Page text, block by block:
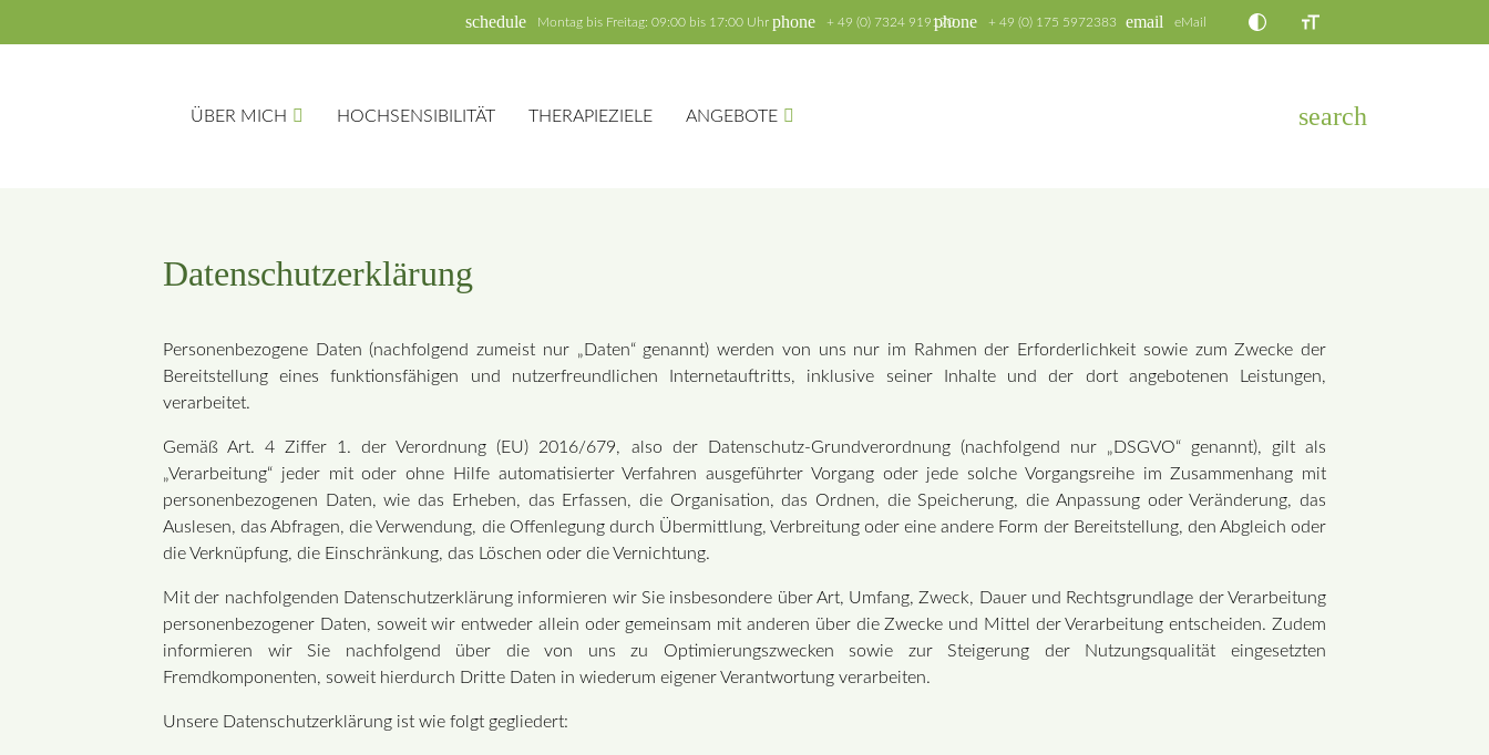
email eMail
phone + 49 (0) 7324 919170phone + 49 (0) 175 5972383
schedule Montag bis Freitag: 09:00 bis 17:00 Uhr
ÜBER MICH HOCHSENSIBILITÄT THERAPIEZIELE ANGEBOTE search
Datenschutzerklärung
Personenbezogene Daten (nachfolgend zumeist nur „Daten“ genannt) werden von uns nur im Rahmen der Erforderlichkeit sowie zum Zwecke der
Bereitstellung eines funktionsfähigen und nutzerfreundlichen Internetauftritts, inklusive seiner Inhalte und der dort angebotenen Leistungen,
verarbeitet.
Gemäß Art. 4 Ziffer 1. der Verordnung (EU) 2016/679, also der Datenschutz-Grundverordnung (nachfolgend nur „DSGVO“ genannt), gilt als
„Verarbeitung“ jeder mit oder ohne Hilfe automatisierter Verfahren ausgeführter Vorgang oder jede solche Vorgangsreihe im Zusammenhang mit
personenbezogenen Daten, wie das Erheben, das Erfassen, die Organisation, das Ordnen, die Speicherung, die Anpassung oder Veränderung, das
Auslesen, das Abfragen, die Verwendung, die Offenlegung durch Übermittlung, Verbreitung oder eine andere Form der Bereitstellung, den Abgleich oder
die Verknüpfung, die Einschränkung, das Löschen oder die Vernichtung.
Mit der nachfolgenden Datenschutzerklärung informieren wir Sie insbesondere über Art, Umfang, Zweck, Dauer und Rechtsgrundlage der Verarbeitung
personenbezogener Daten, soweit wir entweder allein oder gemeinsam mit anderen über die Zwecke und Mittel der Verarbeitung entscheiden. Zudem
informieren wir Sie nachfolgend über die von uns zu Optimierungszwecken sowie zur Steigerung der Nutzungsqualität eingesetzten
Fremdkomponenten, soweit hierdurch Dritte Daten in wiederum eigener Verantwortung verarbeiten.
Unsere Datenschutzerklärung ist wie folgt gegliedert: